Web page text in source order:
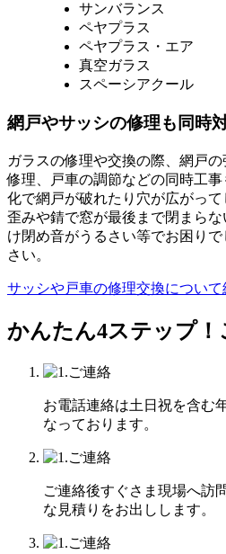
サンバランス
ペヤプラス
ペヤプラス・エア
真空ガラス
スペーシアクール
網戸やサッシの修理も同時
ガラスの修理や交換の際、網戸
修理、戸車の調節などの同時工
化で網戸が破れたり穴が広がっ
歪みや錆で窓が最後まで閉まら
け閉め音がうるさい等でお困り
さい。
サッシや戸車の修理交換について
かんたん4ステップ！
お電話連絡は土日祝を含む
なっております。
ご連絡後すぐさま現場へ訪
な見積りをお出しします。